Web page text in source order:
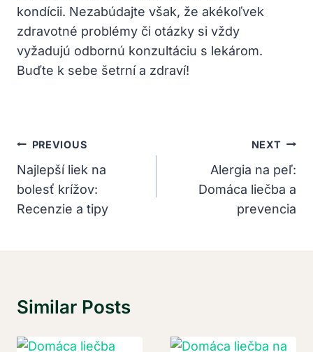
kondícii. ‌Nezabúdajte ⁤však, že akékoľvek
zdravotné problémy ⁤či ‍otázky ‍si vždy
vyžadujú odbornú konzultáciu s lekárom.‍
Buďte k sebe‍ šetrní a zdraví!
Navigácia
V
Článku
PREVIOUS
Najlepší liek na
bolesť krížov:
Recenzie a tipy
NEXT
Alergia na peľ:
Domáca liečba a
prevencia
Similar Posts